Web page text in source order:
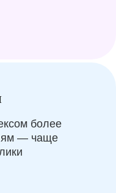
более
— чаще